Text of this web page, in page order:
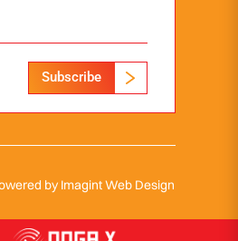
Subscribe
by Imagint Web Design